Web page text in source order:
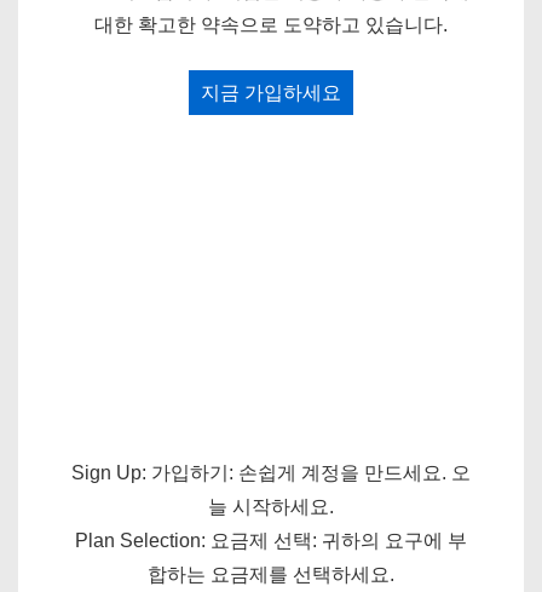
대한 확고한 약속으로 도약하고 있습니다.
지금 가입하세요
Sign Up: 가입하기: 손쉽게 계정을 만드세요. 오
늘 시작하세요.
Plan Selection: 요금제 선택: 귀하의 요구에 부
합하는 요금제를 선택하세요.